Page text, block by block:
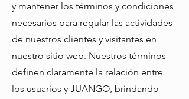
y mantener los términos y condiciones
necesarios para regular las actividades
de nuestros clientes y visitantes en
nuestro sitio web. Nuestros términos
definen claramente la relación entre
los usuarios y JUANGO, brindando